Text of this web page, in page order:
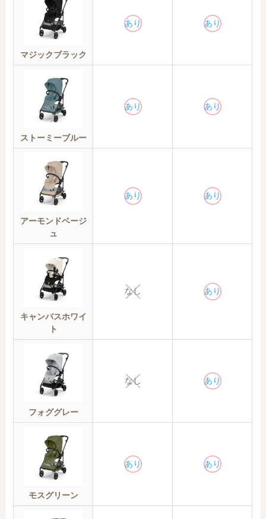
マジックブラック
あり あり
ストーミーブルー
あり あり
アーモンドベージ
ュ
あり あり
キャンバスホワイ
ト
なし あり
フォググレー
なし あり
モスグリーン
あり あり